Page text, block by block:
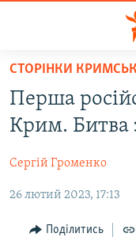
Перейти
основного
матеріалу
Перейти
до
навігації
Перейти
ВОДА.КРИМ
ВІДЕО ТА ФОТО
ПОЛІТИКА
БЛОГИ
ПОГЛЯД
СТОРІНКИ
Перша
Крим. Битва
Сергій Громенко
26 лютий 2023, 17:13
Поділитись